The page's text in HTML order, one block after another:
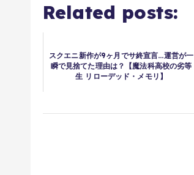
Related posts:
スクエニ新作が9ヶ月でサ終宣言…運営が一
瞬で見捨てた理由は？【魔法科高校の劣等
生 リローデッド・メモリ】